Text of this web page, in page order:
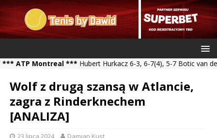
Montreal ***Hubert Hurkacz 6-3, 6-7(4), 5-7 Botic van de
Wolf z drugą szansą w Atlancie,
zagra z Rinderknechem
[ANALIZA]
23 lipca 2024 Damian Kust